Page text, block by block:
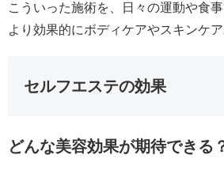
こういった施術を、日々の運動や食
より効果的にボディケアやスキンケア
セルフエステの効果
どんな美容効果が期待できる